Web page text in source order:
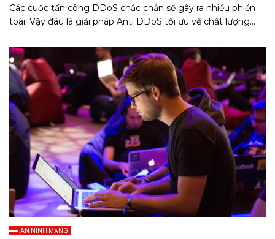
Các cuộc tấn công DDoS chắc chắn sẽ gây ra nhiều phiền
toái. Vậy đâu là giải pháp Anti DDoS tối ưu về chất lượng…
AN NINH MẠNG